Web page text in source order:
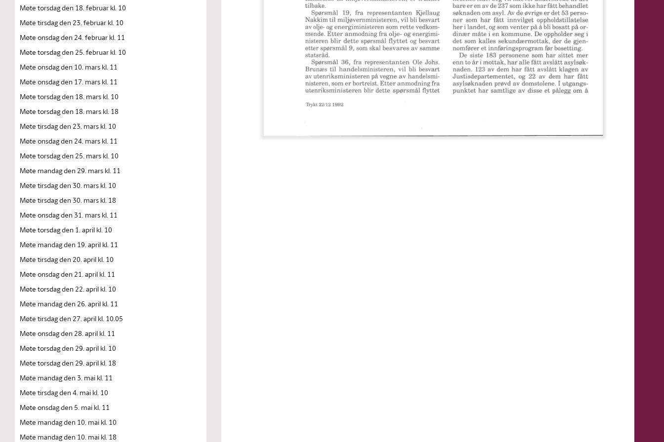
Møte torsdag den 18. februar kl. 10
Møte tirsdag den 23. februar kl. 10
Møte onsdag den 24. februar kl. 11
Møte torsdag den 25. februar kl. 10
Møte onsdag den 10. mars kl. 11
Møte onsdag den 17. mars kl. 11
Møte torsdag den 18. mars kl. 10
Møte torsdag den 18. mars kl. 18
Møte tirsdag den 23. mars kl. 10
Møte onsdag den 24. mars kl. 11
Møte torsdag den 25. mars kl. 10
Møte mandag den 29. mars kl. 11
Møte tirsdag den 30. mars kl. 10
Møte tirsdag den 30. mars kl. 18
Møte onsdag den 31. mars kl. 11
Møte torsdag den 1. april kl. 10
Møte mandag den 19. april kl. 11
Møte tirsdag den 20. april kl. 10
Møte onsdag den 21. april kl. 11
Møte torsdag den 22. april kl. 10
Møte mandag den 26. april kl. 11
Møte tirsdag den 27. april kl. 10.05
Møte onsdag den 28. april kl. 11
Møte torsdag den 29. april kl. 10
Møte torsdag den 29. april kl. 18
Møte mandag den 3. mai kl. 11
Møte tirsdag den 4. mai kl. 10
Møte onsdag den 5. mai kl. 11
Møte mandag den 10. mai kl. 10
Møte mandag den 10. mai kl. 18